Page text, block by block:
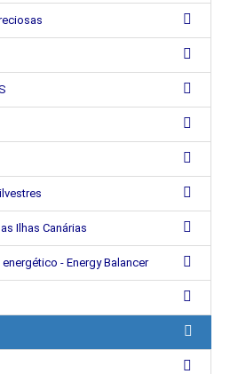
Ilhas Canárias
- Energy Balancer